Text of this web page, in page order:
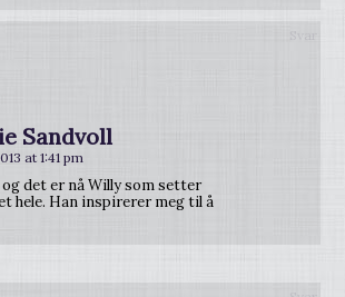
Sandvoll
at 1:41 pm
og det er nå Willy som setter
hele. Han inspirerer meg til å